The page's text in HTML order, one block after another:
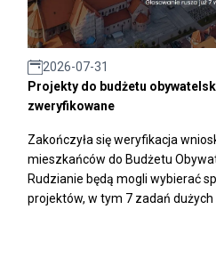
2026-07-31
Projekty do budżetu
zweryfikowane
Zakończyła się weryfikacja
mieszkańców do Budżetu
Rudzianie będą mogli wybierać
projektów, w tym 7 zadań dużych